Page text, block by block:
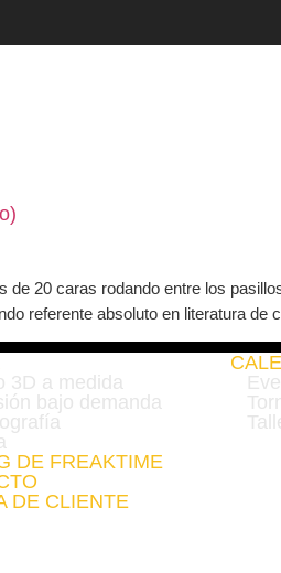
de 20 caras rodando entre los
referente absoluto en literatura
3D a medida
bajo demanda
DE FREAKTIME
DE CLIENTE